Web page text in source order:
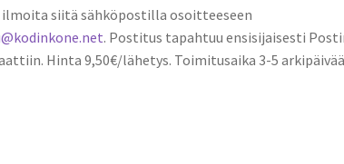
siitä sähköpostilla osoitteeseen
. Postitus tapahtuu ensisijaisesti
Hinta 9,50€/lähetys. Toimitusaika 3-5